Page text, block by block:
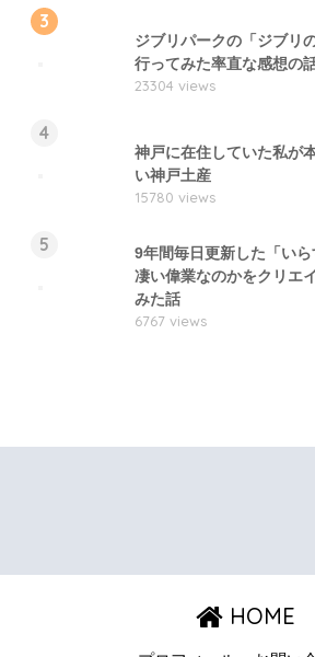
3
ジブリパークの「ジブリ
行ってみた率直な感想の
23304 views
4
神戸に在住していた私が
い神戸土産
15780 views
5
9年間毎日更新した「い
凄い偉業なのかをクリエ
みた話
6767 views
HOME